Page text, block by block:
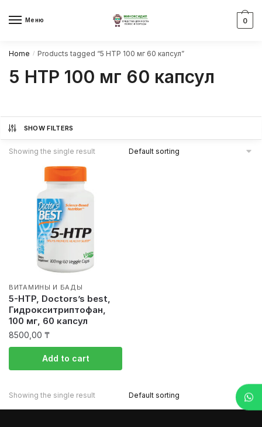
Меню 0
Home / Products tagged “5 HTP 100 мг 60 капсул”
5 HTP 100 мг 60 капсул
SHOW FILTERS
Showing the single result
ВИТАМИНЫ И БАДЫ
5-HTP, Doctors’s best,
Гидрокситриптофан,
100 мг, 60 капсул
8500,00 ₸
Add to cart
Showing the single result